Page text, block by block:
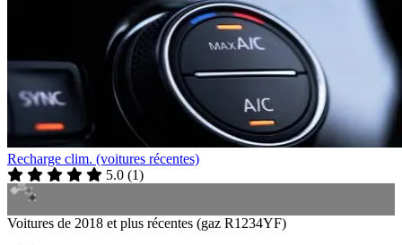
Recharge clim. (voitures récentes)
5.0 (1)
Voitures de 2018 et plus récentes (gaz R1234YF)